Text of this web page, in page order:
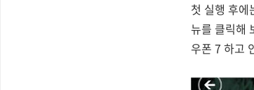
첫 실행 후에
뉴를 클릭해
우폰 7 하고